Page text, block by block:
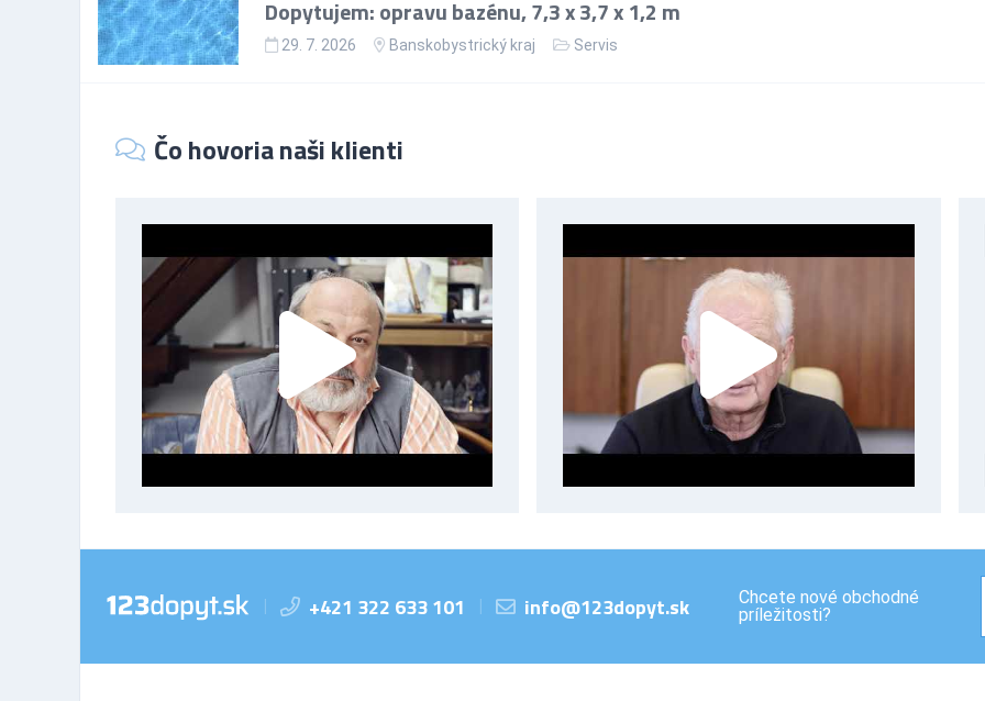
Dopytujem: opravu bazénu, 7,3 x 3,7 x 1,2 m
29. 7. 2026 Banskobystrický kraj Servis
Čo hovoria naši klienti
+421 322 633 101 info@123dopyt.sk
Chcete nové obchodné
príležitosti?